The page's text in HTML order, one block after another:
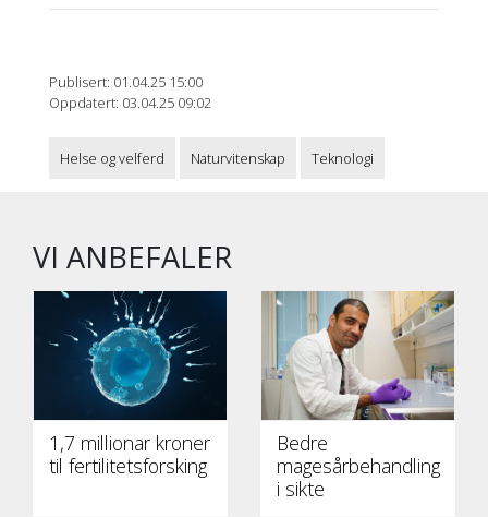
Publisert: 01.04.25 15:00
Oppdatert: 03.04.25 09:02
Helse og velferd Naturvitenskap Teknologi
VI ANBEFALER
1,7 millionar kroner
til fertilitetsforsking
Bedre
magesårbehandling
i sikte